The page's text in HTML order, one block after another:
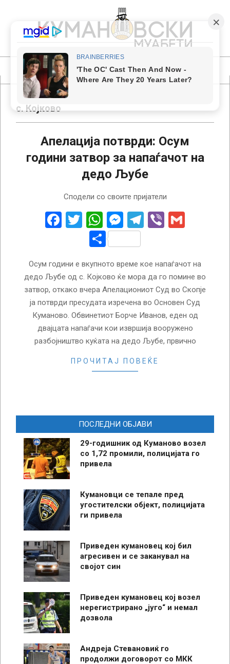
content
КУМАНОВСКИ
МУАБЕТИ
Primary
Navigation
Menuс. Којково
Апелација потврди: Осум
години затвор за напаѓачот на
дедо Љубе
Сподели со своите пријатели
Facebook
Twitter
WhatsApp
Messenger
Telegram
Viber
Share
Осум години е вкупното време кое напаѓачот на
дедо Љубе од с. Којково ќе мора да го помине во
затвор, откако вчера Апелациониот Суд во Скопје
ја потврди пресудата изречена во Основен Суд
Куманово. Обвинетиот Борче Иванов, еден од
двајцата напаѓачи кои извршија вооружено
разбојништво куќата на дедо Љубе, првично
ПРОЧИТАЈ ПОВЕЌЕ
ПОСЛЕДНИ ОБЈАВИ
29-годишник од Куманово возел
со 1,72 промили, полицијата го
привела
Кумановци се тепале пред
угостителски објект, полицијата
ги привела
Приведен кумановец кој бил
агресивен и се заканувал на
својот син
Приведен кумановец кој возел
нерегистрирано „југо“ и немал
дозвола
Андреја Стевановиќ го
продолжи договорот со МКК